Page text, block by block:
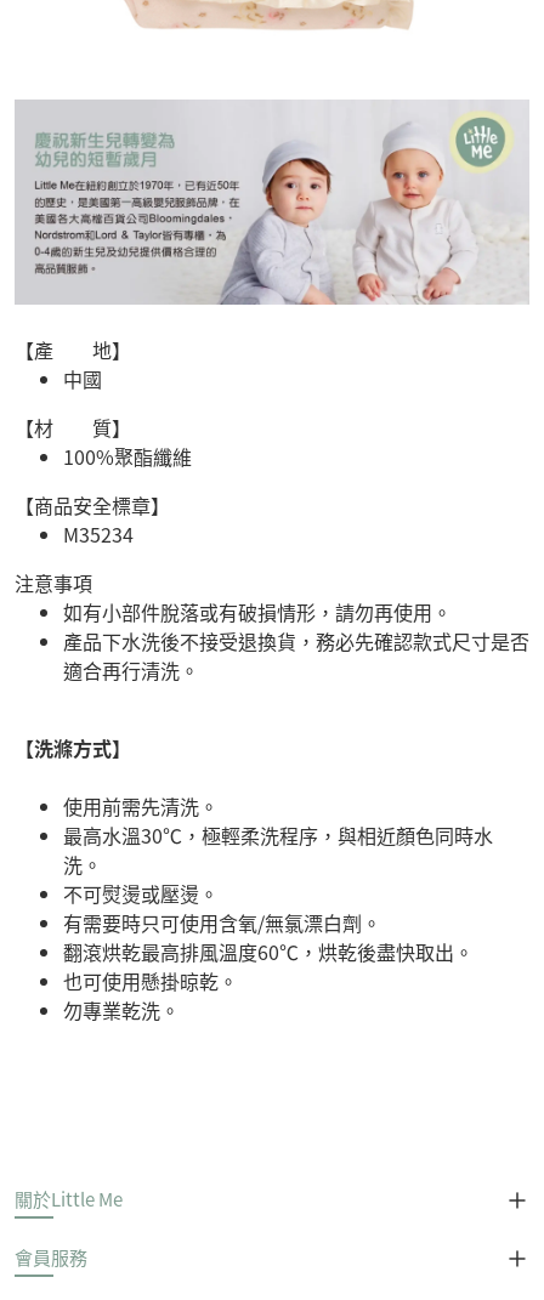
【產 地】
中國
【材 質】
100%聚酯纖維
【商品安全標章】
M35234
注意事項
如有小部件脫落或有破損情形，請勿再使用。
產品下水洗後不接受退換貨，務必先確認款式尺寸是否
適合再行清洗。
【洗滌方式】
使用前需先清洗。
最高水溫30℃，極輕柔洗程序，與相近顏色同時水
洗。
不可熨燙或壓燙。
有需要時只可使用含氧/無氯漂白劑。
翻滾烘乾最高排風溫度60℃，烘乾後盡快取出。
也可使用懸掛晾乾。
勿專業乾洗。
關於Little Me
會員服務